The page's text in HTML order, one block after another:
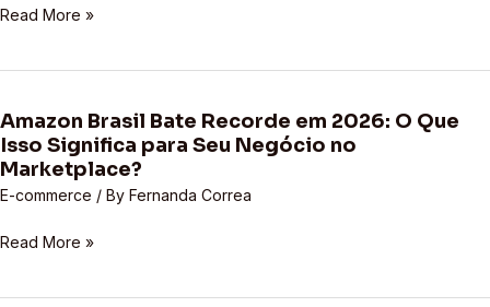
no
em
O
Que
Isso
Significa
Seu
Read More »
Amazon Brasil Bate Recorde em 2026: O Que
Isso Significa para Seu Negócio no
Marketplace?
E-commerce / By Fernanda Correa
Amazon
Brasil
Bate
Recorde
2026:
Que
Read More »